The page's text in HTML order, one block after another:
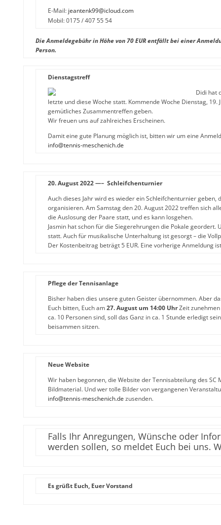
E-Mail: jeantenk99@icloud.com
Mobil: 0175 / 407 55 54
Die Anmeldegebühr in Höhe von 70 EUR entfällt bei einer
Person.
Dienstagstreff
Didi hat
letzte und diese Woche statt. Kommende Woche Dienstag,
gemütliches Zusammentreffen geben.
Wir freuen uns auf zahlreiches Erscheinen.
Damit eine gute Planung möglich ist, bitten wir um eine
info@tennis-meschenich.de
20. August 2022 —– Schleifchenturnier
Auch dieses Jahr wird es wieder ein Schleifchenturnier geben,
organisieren. Am Samstag den 20. August 2022 treffen sich
die Auslosung der Paare statt, und es kann losgehen.
Jasmin hat schon für die Siegerehrungen die Pokale
statt. Auch für musikalische Unterhaltung ist gesorgt – die
Der Kostenbeitrag beträgt 5 EUR. Eine vorherige Anmeldung
Pflege der Tennisanlage
Bisher haben dies unsere guten Geister übernommen. Aber
Euch bitten, Euch am27. August um 14:00 UhrZeit zunehmen
ca. 10 Personen sind, soll das Ganz in ca. 1 Stunde erledigt
beisammen sitzen.
Neue Website
Wir haben begonnen, die Website der Tennisabteilung des
Bildmaterial. Und wer tolle Bilder von vergangenen
info@tennis-meschenich.de zusenden.
Falls Ihr Anregungen, Wünsche oder
werden sollen, so meldet Euch bei uns.
Es grüßt Euch, Euer Vorstand